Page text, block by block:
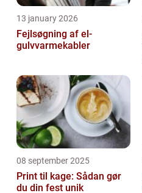
13 january 2026
Fejlsøgning af el-
gulvvarmekabler
08 september 2025
Print til kage: Sådan gør
du din fest unik